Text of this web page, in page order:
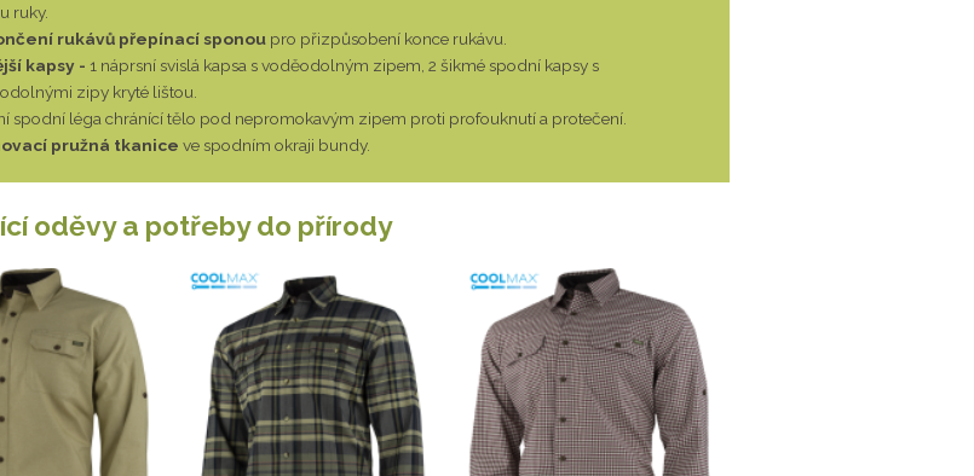
ruky.
rukávů přepínací sponou pro přizpůsobení konce rukávu.
kapsy - 1 náprsní svislá kapsa s voděodolným zipem, 2 šikmé spodní kapsy s
zipy kryté lištou.
spodní léga chránící tělo pod nepromokavým zipem proti profouknutí a protečení.
pružná tkanice ve spodním okraji bundy.
oděvy a potřeby do přírody